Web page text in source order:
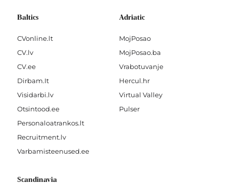
Baltics
CVonline.lt
CV.lv
CV.ee
Dirbam.It
Visidarbi.lv
Otsintood.ee
Personaloatrankos.lt
Recruitment.lv
Varbamisteenused.ee
Adriatic
MojPosao
MojPosao.ba
Vrabotuvanje
Hercul.hr
Virtual Valley
Pulser
Scandinavia